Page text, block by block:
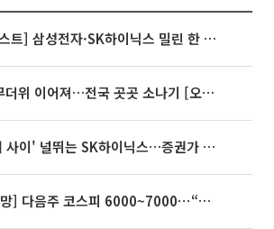
[베스트&워스트] 삼성전자·SK하이닉스 밀린 한 주…상상인증권은 85% 급등
35도 안팎 무더위 이어져…전국 곳곳 소나기 [오늘 날씨]
'불안과 기대 사이' 널뛰는 SK하이닉스…증권가 "HBM4·LTA 기반 펀터멘털 견고"
[주간증시전망] 다음주 코스피 6000~7000⋯“外人 수급은 정책이 변수”